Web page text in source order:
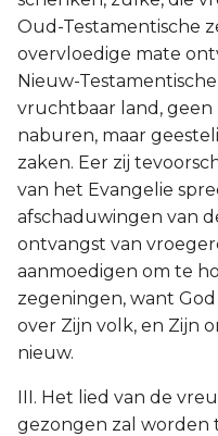
Oud-Testamentische
overvloedige mate
Nieuw-
vruchtbaar land,
naburen, maar
zaken. Eer zij
van het Evangelie
afschaduwingen van
ontvangst van
aanmoedigen om te
zegeningen, want
over Zijn volk, en Zijn
nieuw.
III. Het lied van de
gezongen zal worden